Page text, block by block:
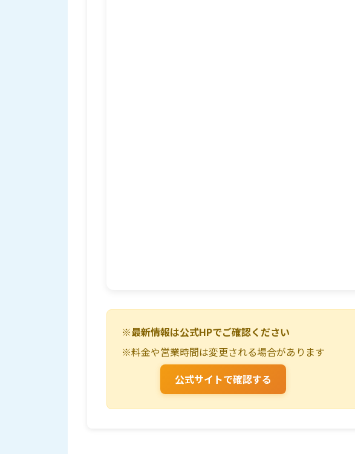
※最新情報は公式HPでご確認ください
※料金や営業時間は変更される場合があります
公式サイトで確認する